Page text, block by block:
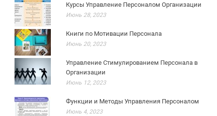
Курсы Управление Персоналом Организации
Июнь 28, 2023
Книги по Мотивации Персонала
Июнь 20, 2023
Управление Стимулированием Персонала в
Организации
Июнь 12, 2023
Функции и Методы Управления Персоналом
Июнь 4, 2023